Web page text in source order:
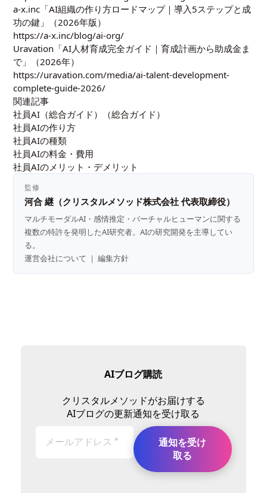
a-x.inc「AI組織の作り方ロードマップ｜導入5ステップと成
功の鍵」（2026年版）
https://a-x.inc/blog/ai-org/
Uravation「AI人材育成完全ガイド｜育成計画から助成金ま
で」（2026年）
https://uravation.com/media/ai-talent-development-
complete-guide-2026/
関連記事
社員AI（総合ガイド）（総合ガイド）
社員AIの作り方
社員AIの種類
社員AIの料金・費用
社員AIのメリット・デメリット
監修
河合 継（クリスタルメソッド株式会社 代表取締役）
マルチモーダルAI・感情推定・バーチャルヒューマンに関する
複数の特許を発明したAI研究者。AIの研究開発を主導してい
る。
運営会社について ｜編集方針
AIブログ購読
クリスタルメソッドがお届けする
AIブログの更新通知を受け取る